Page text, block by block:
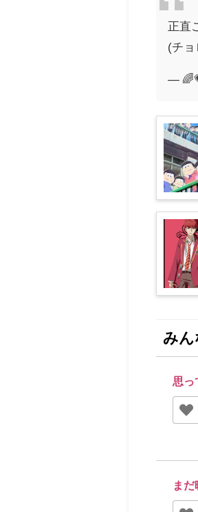
正直
(チョ
—
みん
思っ
ま